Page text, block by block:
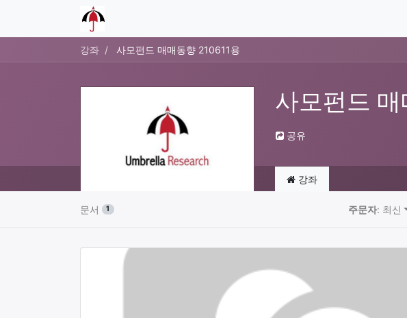
강좌 사모펀드 매매동향 210611용
사모펀드
공유
강좌
문서 1 주문자: 최신